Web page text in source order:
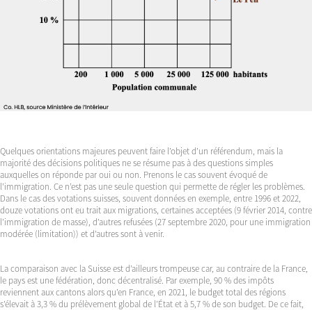
Quelques orientations majeures peuvent faire l’objet d’un référendum, mais la
majorité des décisions politiques ne se résume pas à des questions simples
auxquelles on réponde par oui ou non. Prenons le cas souvent évoqué de
l’immigration. Ce n’est pas une seule question qui permette de régler les problèmes.
Dans le cas des votations suisses, souvent données en exemple, entre 1996 et 2022,
douze votations ont eu trait aux migrations, certaines acceptées (9 février 2014, contre
l’immigration de masse), d’autres refusées (27 septembre 2020, pour une immigration
modérée (limitation)) et d’autres sont à venir.
La comparaison avec la Suisse est d’ailleurs trompeuse car, au contraire de la France,
le pays est une fédération, donc décentralisé. Par exemple, 90 % des impôts
reviennent aux cantons alors qu’en France, en 2021, le budget total des régions
s’élevait à 3,3 % du prélèvement global de l’État et à 5,7 % de son budget. De ce fait,